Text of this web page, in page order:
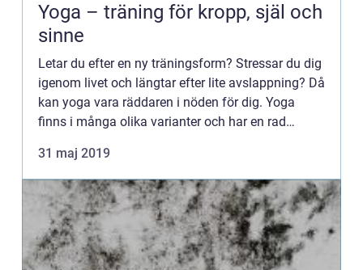
Yoga – träning för kropp, själ och
sinne
Letar du efter en ny träningsform? Stressar du dig
igenom livet och längtar efter lite avslappning? Då
kan yoga vara räddaren i nöden för dig. Yoga
finns i många olika varianter och har en rad
31 maj 2019